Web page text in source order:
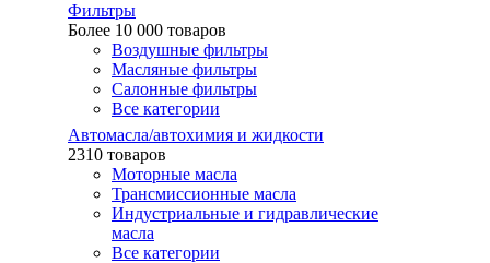
Фильтры
Более 10 000 товаров
Воздушные фильтры
Масляные фильтры
Салонные фильтры
Все категории
Автомасла/автохимия и жидкости
2310 товаров
Моторные масла
Трансмиссионные масла
Индустриальные и гидравлические
масла
Все категории